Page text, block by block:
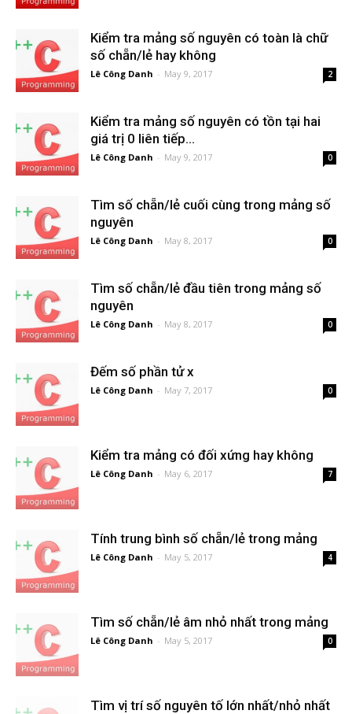
Kiểm tra mảng số nguyên có toàn là chữ
số chẵn/lẻ hay không
Lê Công Danh - May 9, 2017 2
Kiểm tra mảng số nguyên có tồn tại hai
giá trị 0 liên tiếp...
Lê Công Danh - May 9, 2017 0
Tìm số chẵn/lẻ cuối cùng trong mảng số
nguyên
Lê Công Danh - May 8, 2017 0
Tìm số chẵn/lẻ đầu tiên trong mảng số
nguyên
Lê Công Danh - May 8, 2017 0
Đếm số phần tử x
Lê Công Danh - May 7, 2017 0
Kiểm tra mảng có đối xứng hay không
Lê Công Danh - May 6, 2017 7
Tính trung bình số chẵn/lẻ trong mảng
Lê Công Danh - May 5, 2017 4
Tìm số chẵn/lẻ âm nhỏ nhất trong mảng
Lê Công Danh - May 5, 2017 0
Tìm vị trí số nguyên tố lớn nhất/nhỏ nhất